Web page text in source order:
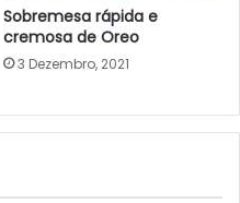
Sobremesa rápida e
cremosa de Oreo
3 Dezembro, 2021